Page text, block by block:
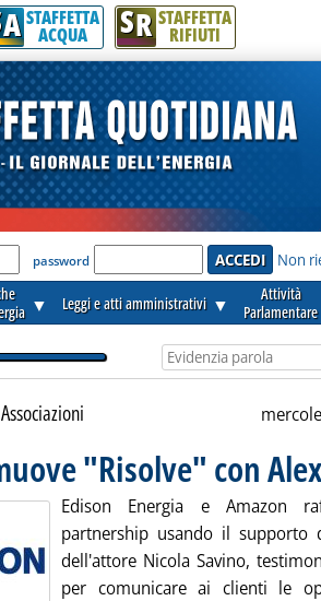
per lèggere interamente la notizia.
A STAFFETTA
ACQUA SR STAFFETTA
RIFIUTI
accedere'
password Non
▼ Leggi e atti amministrativi ▼
Attività
Parlamentare
"Risolve" con
Edison Energia e Amazon
partnership usando il supporto
dell'attore Nicola Savino,
per comunicare ai clienti le